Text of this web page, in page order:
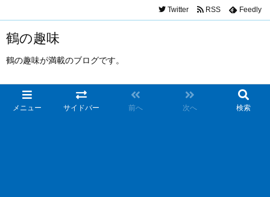
鶴の趣味
鶴の趣味が満載のブログです。
メニュー サイドバー 前へ 次へ 検索
Twitter RSS Feedly